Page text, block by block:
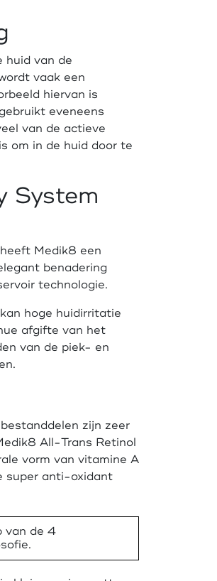
huid van de
vaak een
hiervan is
eveneens
van de actieve
om in de huid door te
System
Medik8 een
benadering
technologie.
hoge huidirritatie
afgifte van het
van de piek- en
zijn zeer
All-Trans Retinol
vorm van vitamine A
super anti-oxidant
van de 4